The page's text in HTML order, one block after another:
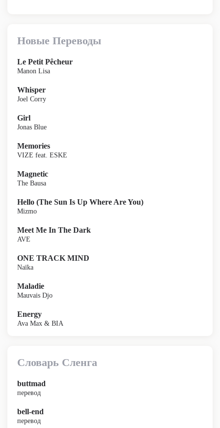
Новые Переводы
Le Petit Pêcheur
Manon Lisa
Whisper
Joel Corry
Girl
Jonas Blue
Memories
VIZE feat. ESKE
Magnetic
The Bausa
Hello (The Sun Is Up Where Are You)
Mizmo
Meet Me In The Dark
AVE
ONE TRACK MIND
Naïka
Maladie
Mauvais Djo
Energy
Ava Max & BIA
Словарь Сленга
buttmad
перевод
bell-end
перевод